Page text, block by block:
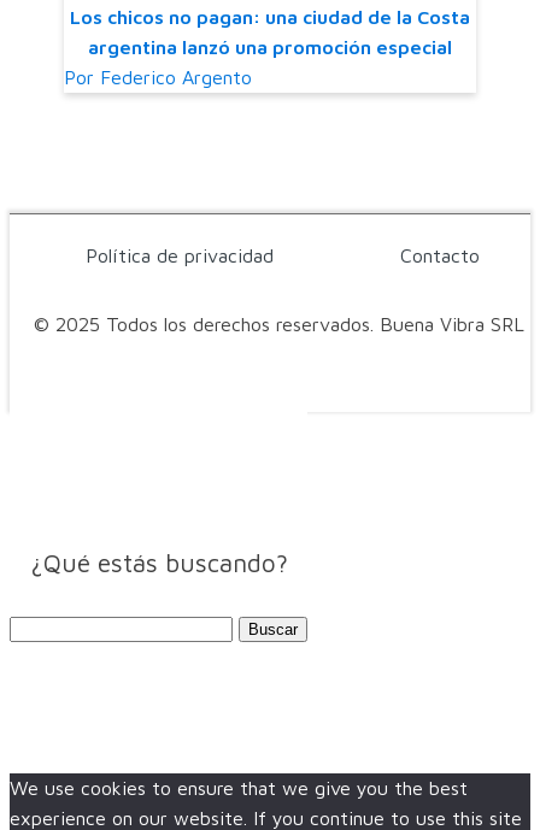
Los chicos no pagan: una ciudad de la Costa
argentina lanzó una promoción especial
Por Federico Argento
© 2025 Todos los derechos reservados. Buena Vibra SRL
Política de privacidad Contacto
¿Qué estás buscando?
We use cookies to ensure that we give you the best
experience on our website. If you continue to use this site